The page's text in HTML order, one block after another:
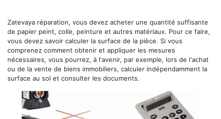
Zatevaya réparation, vous devez acheter une quantité suffisante
de papier peint, colle, peinture et autres matériaux. Pour ce faire,
vous devez savoir calculer la surface de la pièce. Si vous
comprenez comment obtenir et appliquer les mesures
nécessaires, vous pourrez, à l'avenir, par exemple, lors de l'achat
ou de la vente de biens immobiliers, calculer indépendamment la
surface au sol et consulter les documents.